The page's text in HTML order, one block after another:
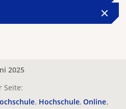
2025
Seite:
Hochschule Online